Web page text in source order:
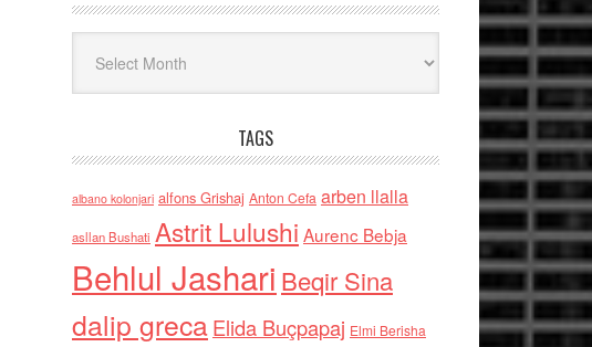
TAGS
albano kolonjari alfons Grishaj Anton Cefa arben llalla
asllan Bushati Astrit Lulushi Aurenc Bebja
Behlul Jashari Beqir Sina
dalip grecaElida Buçpapaj Elmi Berisha